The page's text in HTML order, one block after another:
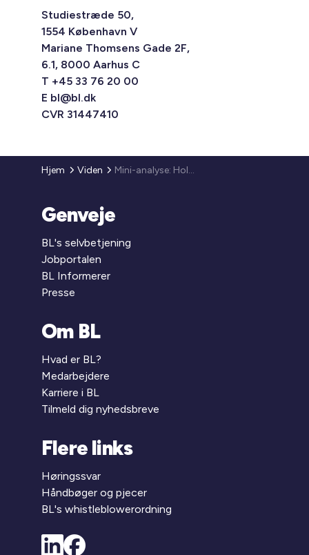
Studiestræde 50,
1554 København V
Mariane Thomsens Gade 2F,
6.1, 8000 Aarhus C
T +45 33 76 20 00
E bl@bl.dk
CVR 31447410
Hjem Viden Mini-analyse: Holdninger til tværgenerationelle bofællesskaber i seniortilværelsen
Genveje
BL's selvbetjening
Jobportalen
BL Informerer
Presse
Om BL
Hvad er BL?
Medarbejdere
Karriere i BL
Tilmeld dig nyhedsbreve
Flere links
Høringssvar
Håndbøger og pjecer
BL's whistleblowerordning